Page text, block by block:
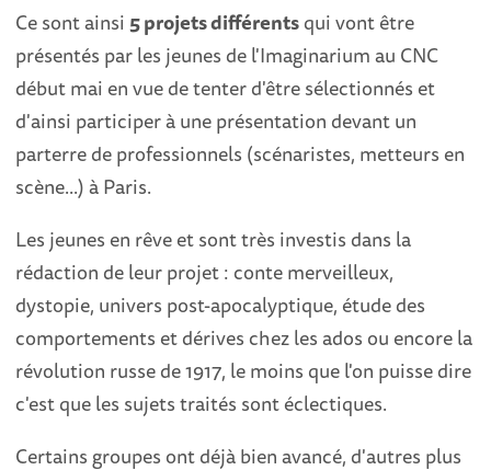
Ce sont ainsi5 projets différentsqui vont être
présentés par les jeunes de l'Imaginarium au CNC
début mai en vue de tenter d'être sélectionnés et
d'ainsi participer à une présentation devant un
parterre de professionnels (scénaristes, metteurs en
scène...) à Paris.
Les jeunes en rêve et sont très investis dans la
rédaction de leur projet : conte merveilleux,
dystopie, univers post-apocalyptique, étude des
comportements et dérives chez les ados ou encore la
révolution russe de 1917, le moins que l'on puisse dire
c'est que les sujets traités sont éclectiques.
Certains groupes ont déjà bien avancé, d'autres plus